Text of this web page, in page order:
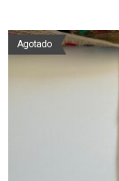
Agotado